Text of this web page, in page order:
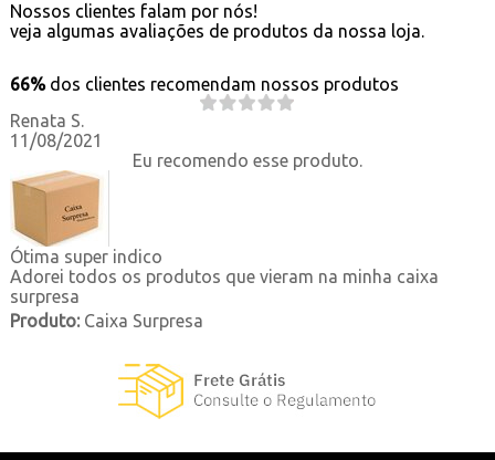
Nossos clientes falam por nós!
veja algumas avaliações de produtos da nossa loja.
66% dos clientes recomendam nossos produtos
Renata S.
11/08/2021
Eu recomendo esse produto.
Ótima super indico
Adorei todos os produtos que vieram na minha caixa
surpresa
Produto:Caixa Surpresa